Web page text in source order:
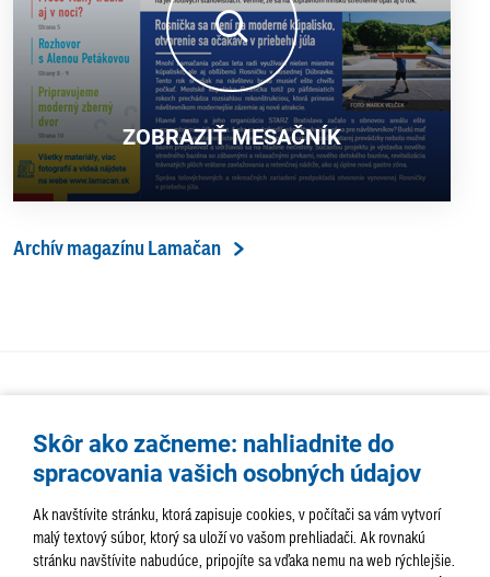
ZOBRAZIŤ MESAČNÍK
Archív magazínu Lamačan
AKTUALITY TÉMA SAMOSPRÁVA
Skôr ako začneme: nahliadnite do
spracovania vašich osobných údajov
Ak navštívite stránku, ktorá zapisuje cookies, v počítači sa vám vytvorí
malý textový súbor, ktorý sa uloží vo vašom prehliadači. Ak rovnakú
stránku navštívite nabudúce, pripojíte sa vďaka nemu na web rýchlejšie.